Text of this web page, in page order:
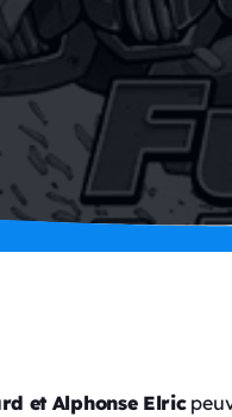
et Alphonse Elric